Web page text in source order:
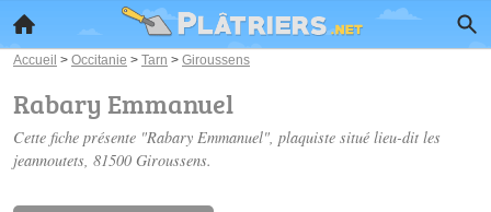
Accueil > Occitanie > Tarn > Giroussens
Rabary Emmanuel
Cette fiche présente "Rabary Emmanuel", plaquiste situé lieu-dit les
jeannoutets, 81500 Giroussens.